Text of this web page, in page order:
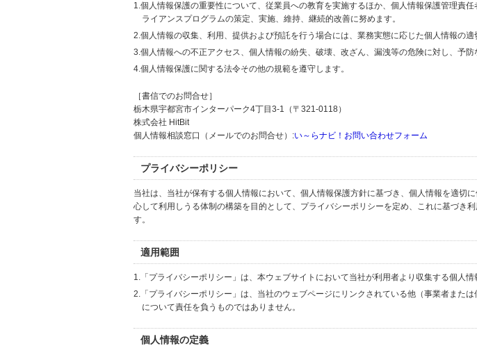
1.個人情報保護の重要性について、従業員への教育を実施するほか、個人情報保護管理責
ライアンスプログラムの策定、実施、維持、継続的改善に努めます。
2.個人情報の収集、利用、提供および預託を行う場合には、業務実態に応じた個人情報の適
3.個人情報への不正アクセス、個人情報の紛失、破壊、改ざん、漏洩等の危険に対し、予防
4.個人情報保護に関する法令その他の規範を遵守します。
［書信でのお問合せ］
栃木県宇都宮市インターパーク4丁目3-1（〒321-0118）
株式会社 HitBit
個人情報相談窓口（メールでのお問合せ）:い～らナビ！お問い合わせフォーム
プライバシーポリシー
当社は、当社が保有する個人情報において、個人情報保護方針に基づき、個人情報を適切
心して利用しうる体制の構築を目的として、プライバシーポリシーを定め、これに基づき
す。
適用範囲
1.「プライバシーポリシー」は、本ウェブサイトにおいて当社が利用者より収集する個人情
2.「プライバシーポリシー」は、当社のウェブページにリンクされている他（事業者また
について責任を負うものではありません。
個人情報の定義